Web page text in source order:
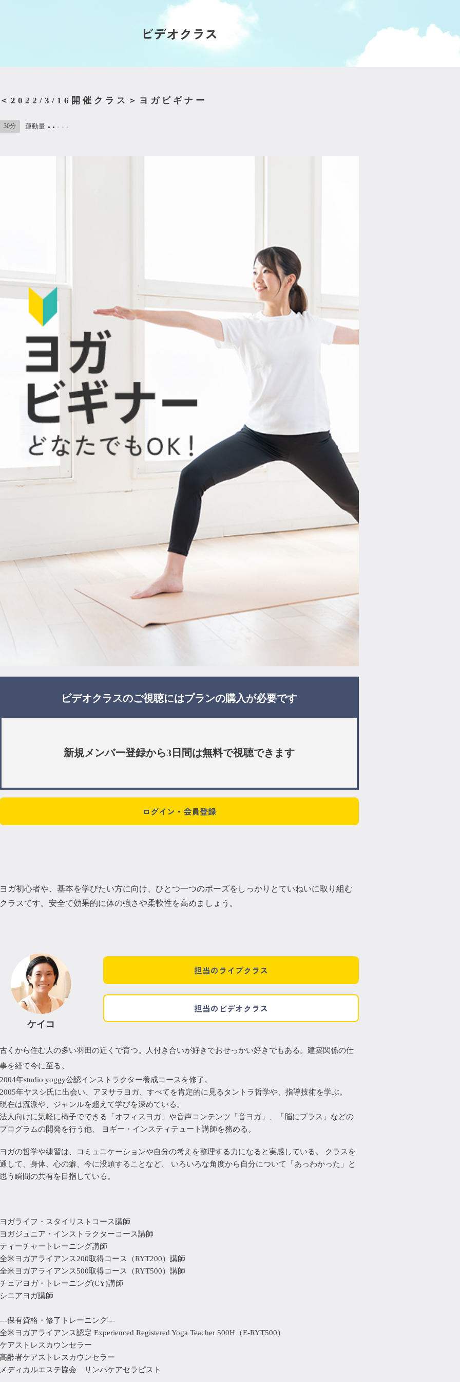
ビデオクラス
＜2022/3/16開催クラス＞ヨガビギナー
30分 運動量 ● ● ● ● ●
ビデオクラスのご視聴にはプランの購入が必要です
新規メンバー登録から3日間は無料で視聴できます
ログイン・会員登録
ヨガ初心者や、基本を学びたい方に向け、ひとつ一つのポーズをしっかりとていねいに取り組む
クラスです。安全で効果的に体の強さや柔軟性を高めましょう。
ケイコ
担当のライブクラス
担当のビデオクラス
古くから住む人の多い羽田の近くで育つ。人付き合いが好きでおせっかい好きでもある。建築関係の仕
事を経て今に至る。
2004年studio yoggy公認インストラクター養成コースを修了。
2005年ヤスシ氏に出会い、アヌサラヨガ、すべてを肯定的に見るタントラ哲学や、指導技術を学ぶ。
現在は流派や、ジャンルを超えて学びを深めている。
法人向けに気軽に椅子でできる「オフィスヨガ」や音声コンテンツ「音ヨガ」、「脳にプラス」などの
プログラムの開発を行う他、 ヨギー・インスティテュート講師を務める。
ヨガの哲学や練習は、コミュニケーションや自分の考えを整理する力になると実感している。 クラスを
通して、身体、心の癖、今に没頭することなど、 いろいろな角度から自分について「あっわかった」と
思う瞬間の共有を目指している。
ヨガライフ・スタイリストコース講師
ヨガジュニア・インストラクターコース講師
ティーチャートレーニング講師
全米ヨガアライアンス200取得コース（RYT200）講師
全米ヨガアライアンス500取得コース（RYT500）講師
チェアヨガ・トレーニング(CY)講師
シニアヨガ講師
---保有資格・修了トレーニング---
全米ヨガアライアンス認定 Experienced Registered Yoga Teacher 500H（E-RYT500）
ケアストレスカウンセラー
高齢者ケアストレスカウンセラー
メディカルエステ協会 リンパケアセラピスト